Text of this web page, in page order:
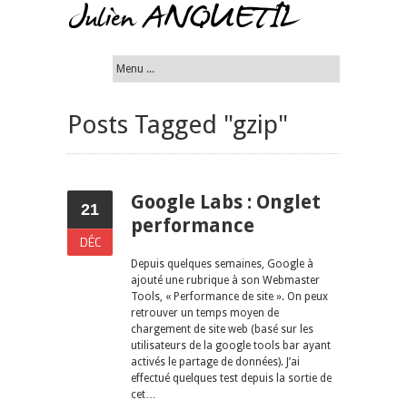
Posts Tagged "gzip"
21
DÉC
Google Labs : Onglet
performance
Depuis quelques semaines, Google à
ajouté une rubrique à son Webmaster
Tools, « Performance de site ». On peux
retrouver un temps moyen de
chargement de site web (basé sur les
utilisateurs de la google tools bar ayant
activés le partage de données). J’ai
effectué quelques test depuis la sortie de
cet…